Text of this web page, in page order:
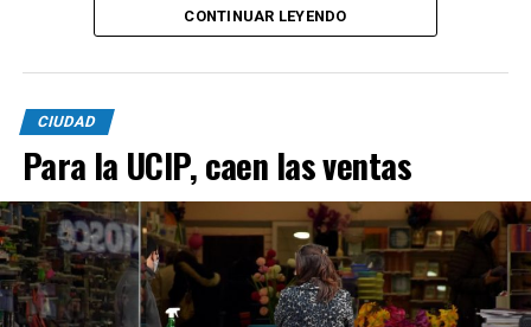
CONTINUAR LEYENDO
CIUDAD
Para la UCIP, caen las ventas